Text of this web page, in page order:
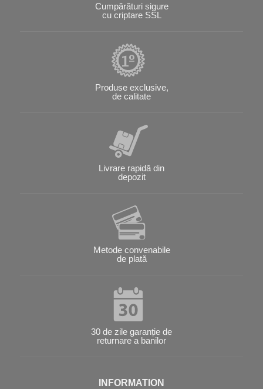
Cumpărături sigure
cu criptare SSL
Produse exclusive,
de calitate
Livrare rapidă din
depozit
Metode convenabile
de plată
30 de zile garanție de
returnare a banilor
INFORMATION